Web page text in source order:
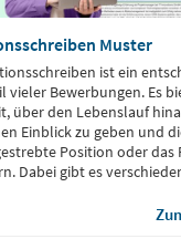
Muster
ist ein
vieler Bewerbungen. Es
über den Lebenslauf
Einblick zu geben und
Position oder das
Dabei gibt es
dir Motivationsschreiben